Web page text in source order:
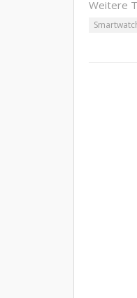
Weitere